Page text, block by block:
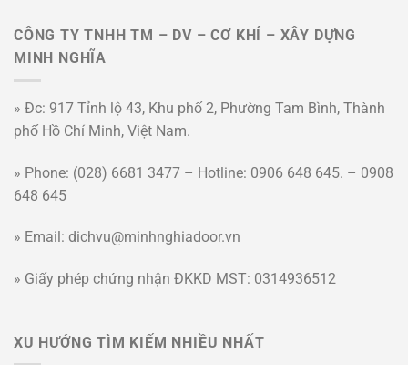
CÔNG TY TNHH TM – DV – CƠ KHÍ – XÂY DỰNG
MINH NGHĨA
» Đc: 917 Tỉnh lộ 43, Khu phố 2, Phường Tam Bình, Thành
phố Hồ Chí Minh, Việt Nam.
» Phone: (028) 6681 3477 – Hotline: 0906 648 645. – 0908
648 645
» Email: dichvu@minhnghiadoor.vn
» Giấy phép chứng nhận ĐKKD MST: 0314936512
XU HƯỚNG TÌM KIẾM NHIỀU NHẤT